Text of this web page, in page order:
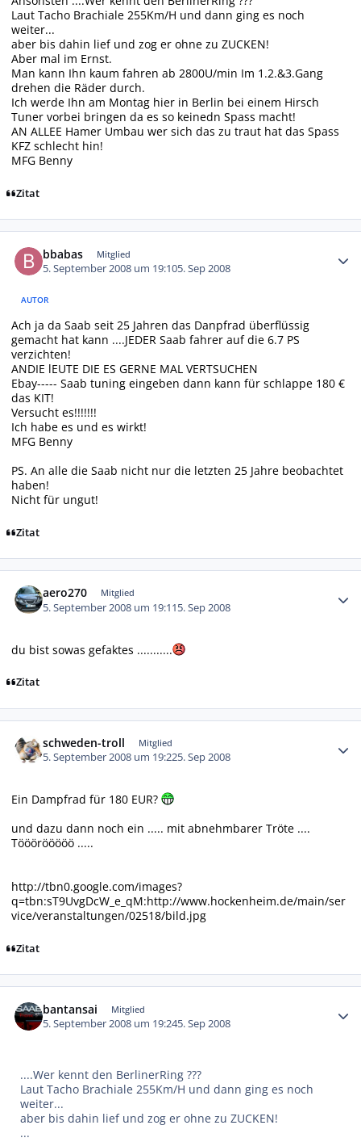
Laut Tacho Brachiale 255Km/H und dann ging es noch
weiter...
aber bis dahin lief und zog er ohne zu ZUCKEN!
Aber mal im Ernst.
Man kann Ihn kaum fahren ab 2800U/min Im 1.2.&3.Gang
drehen die Räder durch.
Ich werde Ihn am Montag hier in Berlin bei einem Hirsch
Tuner vorbei bringen da es so keinedn Spass macht!
AN ALLEE Hamer Umbau wer sich das zu traut hat das Spass
KFZ schlecht hin!
MFG Benny
Zitat
bbabas Mitglied
5. September 2008 um 19:105. Sep 2008
AUTOR
Ach ja da Saab seit 25 Jahren das Danpfrad überflüssig
gemacht hat kann ....JEDER Saab fahrer auf die 6.7 PS
verzichten!
ANDIE lEUTE DIE ES GERNE MAL VERTSUCHEN
Ebay----- Saab tuning eingeben dann kann für schlappe 180 €
das KIT!
Versucht es!!!!!!!
Ich habe es und es wirkt!
MFG Benny
PS. An alle die Saab nicht nur die letzten 25 Jahre beobachtet
haben!
Nicht für ungut!
Zitat
aero270 Mitglied
5. September 2008 um 19:115. Sep 2008
du bist sowas gefaktes ...........
Zitat
schweden-troll Mitglied
5. September 2008 um 19:225. Sep 2008
Ein Dampfrad für 180 EUR?
und dazu dann noch ein ..... mit abnehmbarer Tröte ....
Tööörööööö .....
http://tbn0.google.com/images?
q=tbn:sT9UvgDcW_e_qM:http://www.hockenheim.de/main/ser
vice/veranstaltungen/02518/bild.jpg
Zitat
bantansai Mitglied
5. September 2008 um 19:245. Sep 2008
....Wer kennt den BerlinerRing ???
Laut Tacho Brachiale 255Km/H und dann ging es noch
weiter...
aber bis dahin lief und zog er ohne zu ZUCKEN!
...